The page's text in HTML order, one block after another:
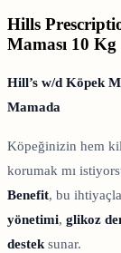
Hills
Maması 10 Kg
Hill’s w/d Köpek
Mamada
Köpeğinizin hem
korumak mı
Benefit, bu
yönetimi, glikoz
desteksunar.